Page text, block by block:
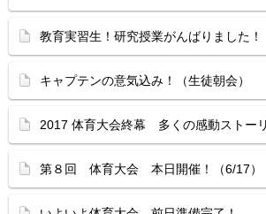
教育実習生！研究授業がんばりました！
キャプテンの意気込み！（生徒朝会）
2017 体育大会終幕 多くの感動ストー
第８回 体育大会 本日開催！（6/17）